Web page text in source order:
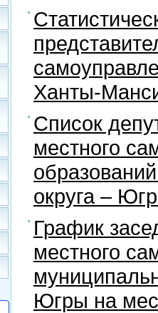
Ханты-
Список
местного
округа –
График
местного
Югры на